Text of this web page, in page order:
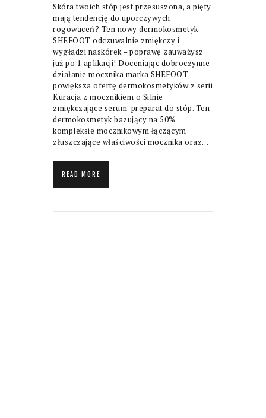
Skóra twoich stóp jest przesuszona, a pięty
mają tendencję do uporczywych
rogowaceń? Ten nowy dermokosmetyk
SHEFOOT odczuwalnie zmiękczy i
wygładzi naskórek – poprawę zauważysz
już po 1 aplikacji! Doceniając dobroczynne
działanie mocznika marka SHEFOOT
powiększa ofertę dermokosmetyków z serii
Kuracja z mocznikiem o Silnie
zmiękczające serum-preparat do stóp. Ten
dermokosmetyk bazujący na 50%
kompleksie mocznikowym łączącym
złuszczające właściwości mocznika oraz…
READ MORE